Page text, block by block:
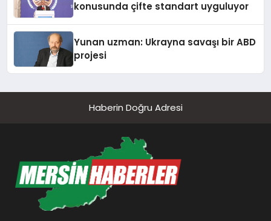
konusunda çifte standart uyguluyor
Yunan uzman: Ukrayna savaşı bir ABD
projesi
Haberin Doğru Adresi